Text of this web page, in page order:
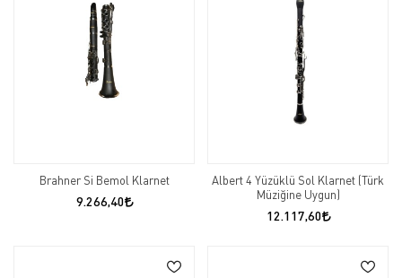
Brahner Si Bemol Klarnet
9.266,40
Albert 4 Yüzüklü Sol Klarnet (Türk
Müziğine Uygun)
12.117,60